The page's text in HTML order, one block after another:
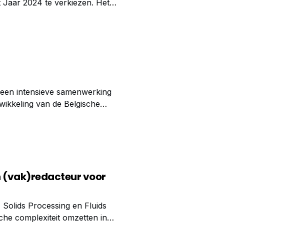
2024 te verkiezen. Het
technische teams in
intensieve samenwerking
van de Belgische
duidelijke groei aan
(vak)redacteur voor
Processing en Fluids
complexiteit omzetten in